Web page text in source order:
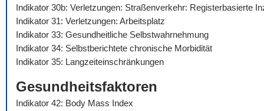
Indikator 30b: Verletzungen: Straßenverkehr: Registerbasierte
Indikator 31: Verletzungen: Arbeitsplatz
Indikator 33: Gesundheitliche Selbstwahrnehmung
Indikator 34: Selbstberichtete chronische Morbidität
Indikator 35: Langzeiteinschränkungen
Gesundheitsfaktoren
Indikator 42: Body Mass Index